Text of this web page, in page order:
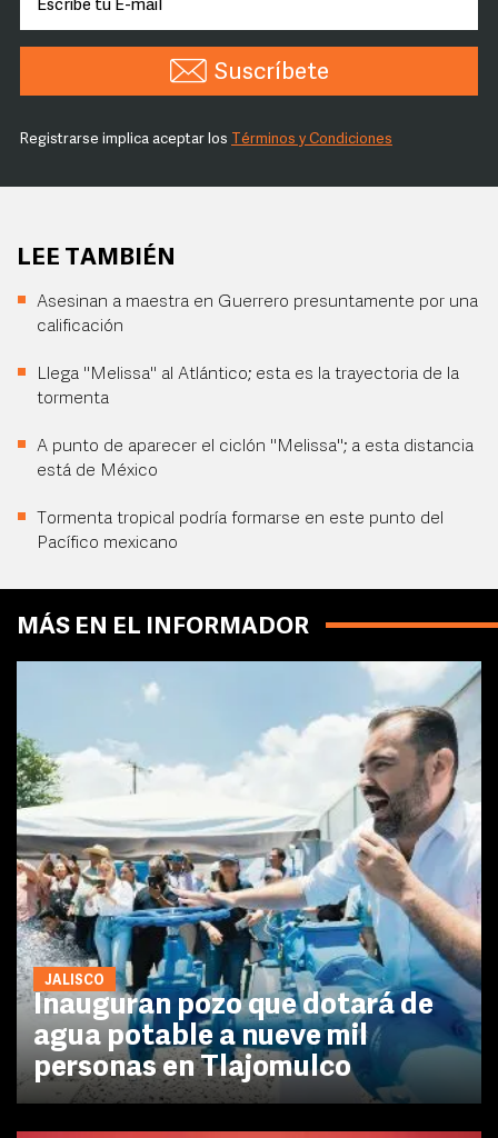
Suscríbete
Registrarse implica aceptar los Términos y Condiciones
LEE TAMBIÉN
Asesinan a maestra en Guerrero presuntamente por una
calificación
Llega "Melissa" al Atlántico; esta es la trayectoria de la
tormenta
A punto de aparecer el ciclón "Melissa"; a esta distancia
está de México
Tormenta tropical podría formarse en este punto del
Pacífico mexicano
MÁS EN EL INFORMADOR
JALISCO
Inauguran pozo que dotará de
agua potable a nueve mil
personas en Tlajomulco